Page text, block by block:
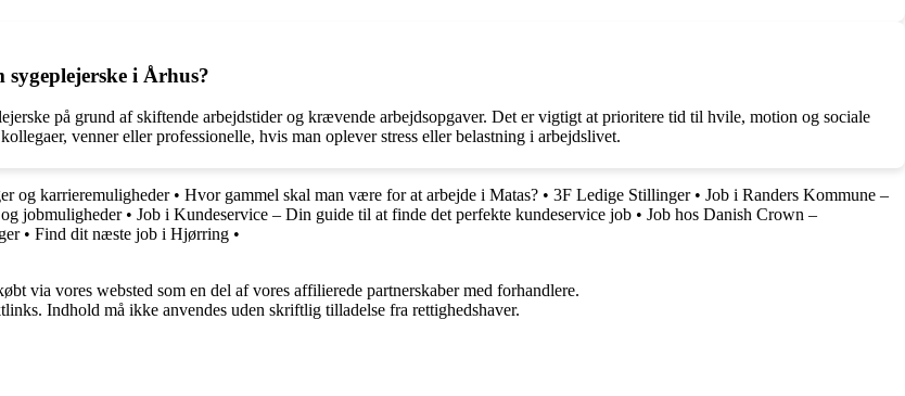
i Århus?
på grund af skiftende arbejdstider og krævende arbejdsopgaver. Det er vigtigt at prioritere tid til hvile, motion og sociale
venner eller professionelle, hvis man oplever stress eller belastning i arbejdslivet.
og karrieremuligheder• Hvor gammel skal man være for at arbejde i Matas? • 3F Ledige Stillinger• Job i Randers Kommune –
jobmuligheder• Job i Kundeservice – Din guide til at finde det perfekte kundeservice job • Job hos Danish Crown –
• Find dit næste job i Hjørring •
via vores websted som en del af vores affilierede partnerskaber med forhandlere.
Indhold må ikke anvendes uden skriftlig tilladelse fra rettighedshaver.